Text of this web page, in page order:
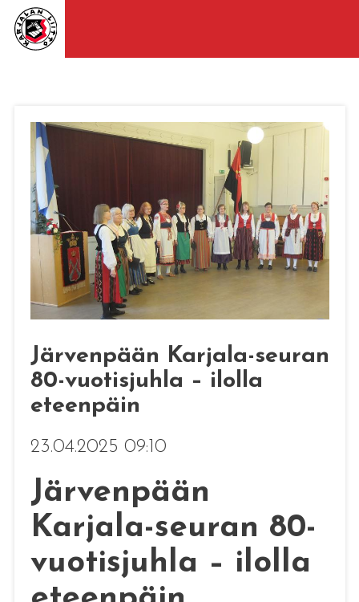
Järvenpään Karjala-seuran
80-vuotisjuhla – ilolla
eteenpäin
23.04.2025 09:10
Järvenpään
Karjala-seuran 80-
vuotisjuhla – ilolla